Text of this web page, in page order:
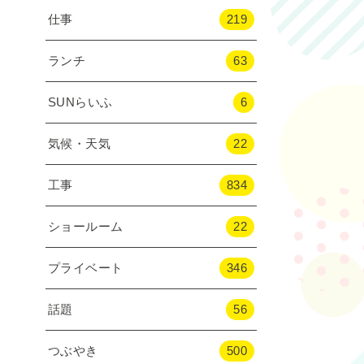
仕事 219
ランチ 63
SUNらいふ 6
気候・天気 22
工事 834
ショールーム 22
プライベート 346
話題 56
つぶやき 500